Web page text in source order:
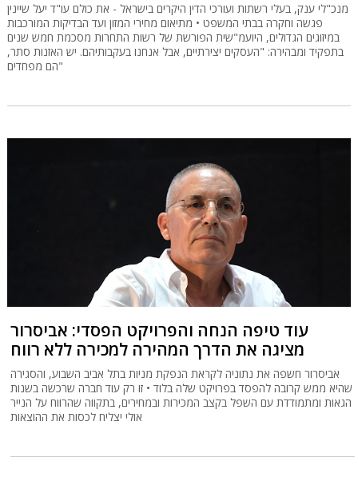
מנכ"לי ענק, בעלי רשתות ועורכי הדין היקרים בישראל - את כולם עו"ד יעל שיינין
פגשה וחקרה בבתי המשפט • מתיאום מחירי המזון ועד הבדיקות המורכבות
במיזוגים הגדולים, היועמ"שית הפורשת של רשות התחרות מסכמת חמש שנים
בתפקיד ומבהירה: "העסקים יצירתיים, אבל אנחנו בעקבותיהם. יש האזנות סתר,
הם מפחדים"
עוד טיפה הנחה והפרויקט הפסדי: אביסרור
מציגה את הדרך המהירה למכירה ללא רווח
אביסרור חשפה את נתוניה לקראת הנפקת מניות בתל אביב השבוע, והסגירה
שהיא ממש קרובה להפסד בפרויקט שלה בלוד • זו רק עוד חברה שרכשה בשנות
הגאות ומתמודדת עם השפל בקצב המכירות ובמחירים, בתקווה שהרווח על הנייר
אולי יצליח לכסות את ההוצאות